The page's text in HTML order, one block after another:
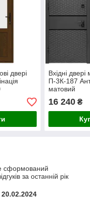
двері
Вхідні
П-3К-187
матовий
16 240₴
сформований
за останній рік